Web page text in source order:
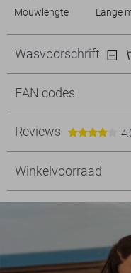
Mouwlengte
Lange
Wasvoorschrift
EAN codes
Reviews
Winkelvoorraad